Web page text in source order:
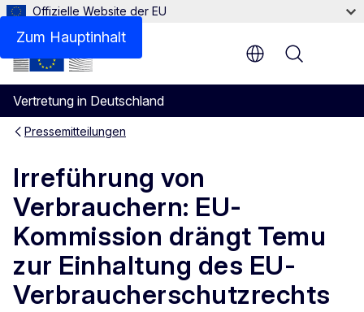
Zum Hauptinhalt
Offizielle Website der EU
Vertretung in Deutschland
Menu
Pressemitteilungen
Irreführung von
Verbrauchern: EU-
Kommission drängt Temu
zur Einhaltung des EU-
Verbraucherschutzrechts